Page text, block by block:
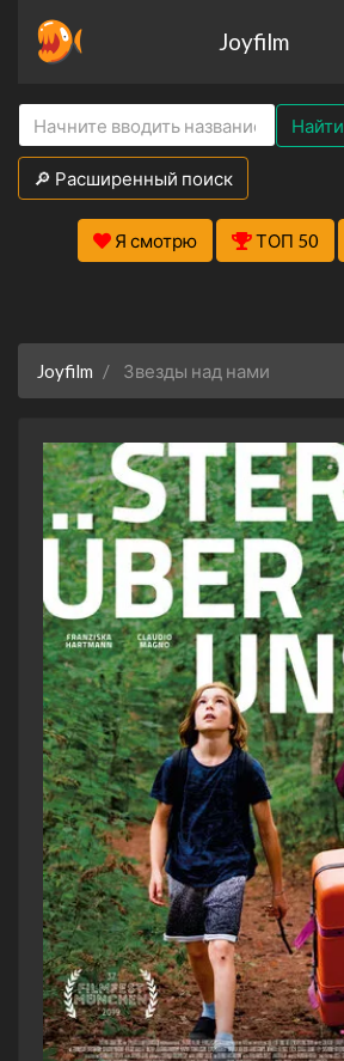
Joyfilm
Найти
🔎 Расширенный поиск
Я смотрю ТОП 50
Joyfilm Звезды над нами